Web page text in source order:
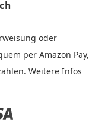
oder
per Amazon Pay,
Weitere Infos